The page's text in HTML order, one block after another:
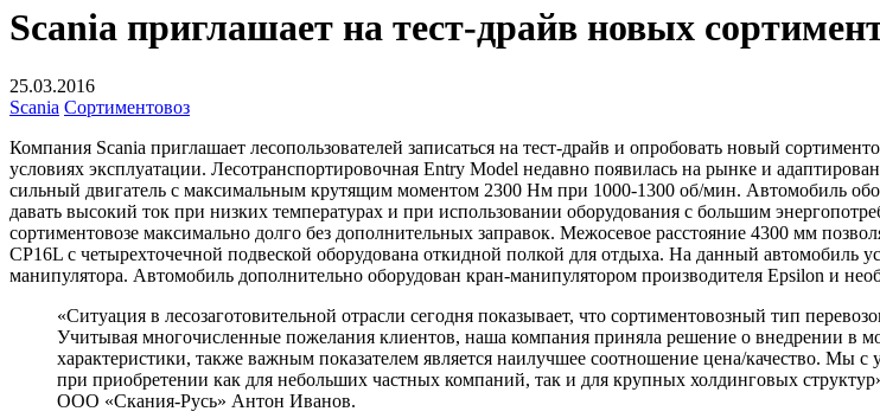
Scania приглашает на тест-драйв новых
25.03.2016
Scania Сортиментовоз
Компания Scania приглашает лесопользователей записаться на тест-драйв и опробовать новый
условиях эксплуатации. Лесотранспортировочная Entry Model недавно появилась на рынке и
сильный двигатель с максимальным крутящим моментом 2300 Нм при 1000-1300 об/мин. Автомобиль
давать высокий ток при низких температурах и при использовании оборудования с большим
сортиментовозе максимально долго без дополнительных заправок. Межосевое расстояние 4300 мм
CP16L с четырехточечной подвеской оборудована откидной полкой для отдыха. На данный
манипулятора. Автомобиль дополнительно оборудован кран-манипулятором производителя Epsilon и
«Ситуация в лесозаготовительной отрасли сегодня показывает, что сортиментовозный тип
Учитывая многочисленные пожелания клиентов, наша компания приняла решение о внедрении в
характеристики, также важным показателем является наилучшее соотношение цена/качество.
при приобретении как для небольших частных компаний, так и для крупных холдинговых
ООО «Скания-Русь» Антон Иванов.